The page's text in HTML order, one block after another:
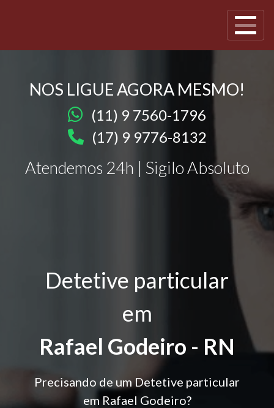
NOS LIGUE AGORA MESMO!
(11) 9 7560-1796
(17) 9 9776-8132
Atendemos 24h | Sigilo Absoluto
Detetive particular
em
Rafael Godeiro - RN
Precisando de um Detetive particular
em Rafael Godeiro?